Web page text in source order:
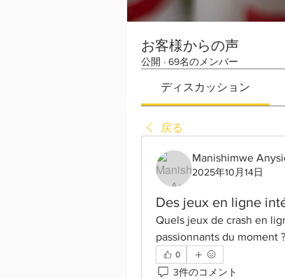
お客様からの声
公開 · 69名のメンバー
ディスカッション
戻る
Manishimwe
2025年10月14日
Des jeux en ligne
Quels jeux de crash en
passionnants du moment
0
3件のコメント